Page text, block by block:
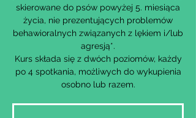
skierowane do psów powyżej 5. miesiąca
życia, nie prezentujących problemów
behawioralnych związanych z lękiem i/lub
agresją*.
Kurs składa się z dwóch poziomów, każdy
po 4 spotkania, możliwych do wykupienia
osobno lub razem.